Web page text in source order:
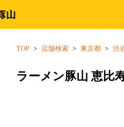
TOP 店舗検索 東京都 渋
ラーメン豚山 恵比